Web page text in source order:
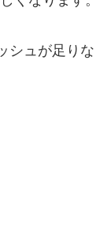
シュが足りな